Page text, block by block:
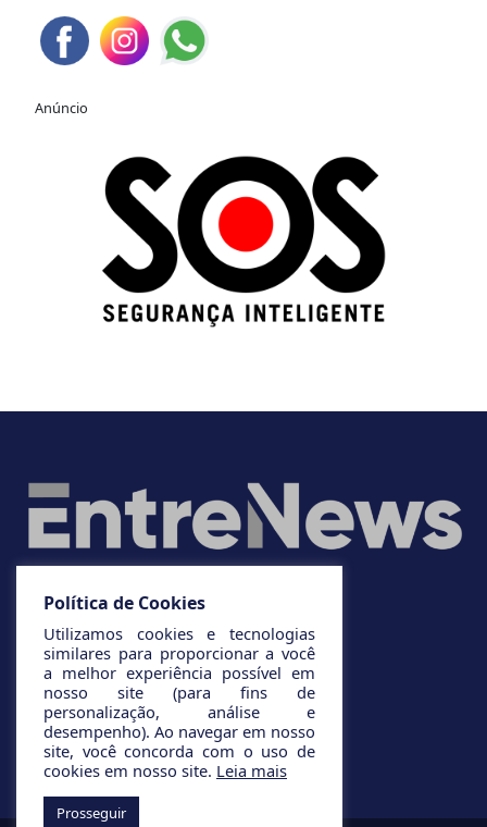
Anúncio
Política de Cookies
Utilizamos cookies e tecnologias
similares para proporcionar a você
a melhor experiência possível em
nosso site (para fins de
personalização, análise e
desempenho). Ao navegar em nosso
site, você concorda com o uso de
cookies em nosso site. Leia mais
Prosseguir